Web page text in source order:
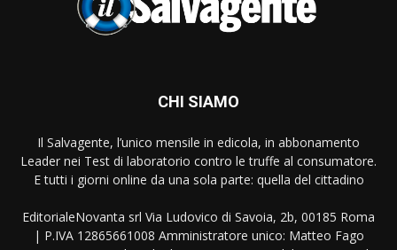
CHI SIAMO
Il Salvagente, l’unico mensile in edicola, in abbonamento
Leader nei Test di laboratorio contro le truffe al consumatore.
E tutti i giorni online da una sola parte: quella del cittadino
EditorialeNovanta srl Via Ludovico di Savoia, 2b, 00185 Roma
| P.IVA 12865661008 Amministratore unico: Matteo Fago